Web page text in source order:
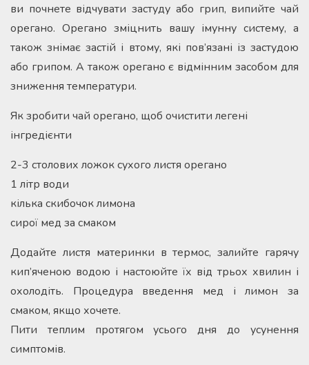
ви почнете відчувати застуду або грип, випийте чай
орегано. Орегано зміцнить вашу імунну систему, а
також знімає застій і втому, які пов’язані із застудою
або грипом. А також орегано є відмінним засобом для
зниження температури.
Як зробити чай орегано, щоб очистити легені
інгредієнти
2-3 столових ложок сухого листя орегано
1 літр води
кілька скибочок лимона
сирої мед за смаком
Додайте листя материнки в термос, залийте гарячу
кип’яченою водою і настоюйте їх від трьох хвилин і
охолодіть. Процедура введення мед і лимон за
смаком, якщо хочете.
Пити теплим протягом усього дня до усунення
симптомів.